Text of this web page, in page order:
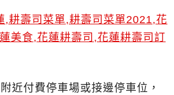
近付費停車場或接邊停車位，